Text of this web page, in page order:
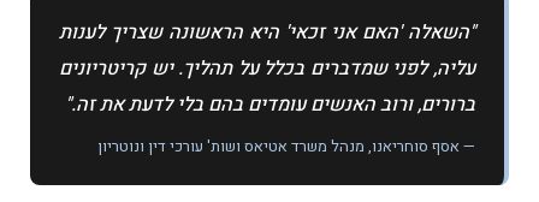
"השאלה 'האם אני זכאי' היא הראשונה שצריך לענות
עליה, לפני שמדברים בכלל על תהליך. יש קריטריונים
ברורים, ורוב האנשים עומדים בהם בלי לדעת את זה."
— אסף סוחריאנו, מנהל משרד אטיאס ושות' עורכי דין ונוטריון